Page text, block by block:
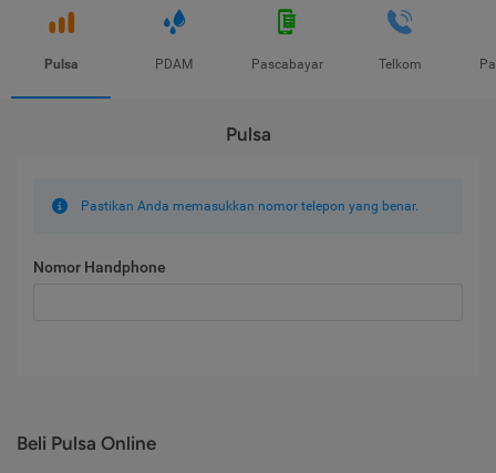
Pulsa PDAM Pascabayar Telkom
Pulsa
Pastikan Anda memasukkan nomor telepon yang benar.
Nomor Handphone
Beli Pulsa Online